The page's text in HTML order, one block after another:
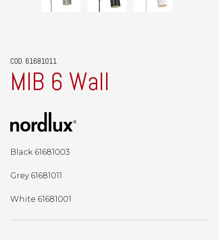
COD. 61681011
MIB 6 Wall
Black 61681003
Grey 61681011
White 61681001